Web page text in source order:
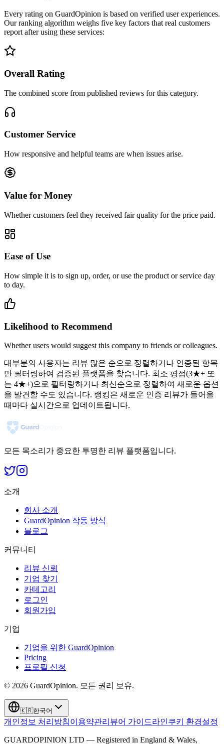
Every rating on GuardOpinion is based on verified user experiences.
Our ranking algorithm weighs five key factors that real customers
report after using these services:
Overall Rating
The combined score from published reviews for this category.
Customer Service
How responsive and helpful teams are when issues arise.
Value for Money
Whether customers feel they received fair quality for the price paid.
Ease of Use
How simple it is to sign up, order, or use the product or service day
to day.
Likelihood to Recommend
Whether users would suggest this company to friends or colleagues.
대부분의 사용자는 리뷰 많은 순으로 정렬하거나 인증된 항목
만 필터링하여 검증된 플랫폼을 찾습니다. 최소 평점(3★+ 또
는 4★+)으로 필터링하거나 최신순으로 정렬하여 새로운 옵션
을 발견할 수도 있습니다. 랭킹은 새로운 인증 리뷰가 들어올
때마다 실시간으로 업데이트됩니다.
모든 목소리가 중요한 투명한 리뷰 플랫폼입니다.
소개
회사 소개
GuardOpinion 작동 방식
블로그
커뮤니티
리뷰 신뢰
기업 찾기
카테고리
로그인
회원가입
기업
기업을 위한 GuardOpinion
Pricing
프로필 신청
© 2026 GuardOpinion. 모든 권리 보유.
🇰🇷한국어
개인정보 처리방침이용약관리뷰어 가이드라인쿠키 환경설정
GUARDOPINION LTD — Registered in England & Wales,